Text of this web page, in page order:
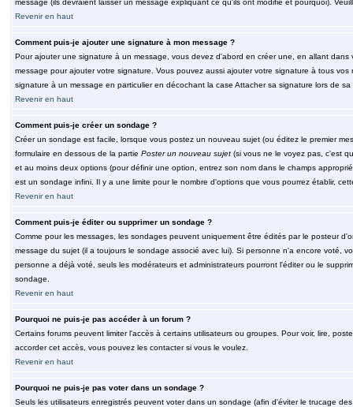
message (ils devraient laisser un message expliquant ce qu'ils ont modifié et pourquoi).
Revenir en haut
Comment puis-je ajouter une signature à mon message ?
Pour ajouter une signature à un message, vous devez d'abord en créer une, en allant
message pour ajouter votre signature. Vous pouvez aussi ajouter votre signature à tous
signature à un message en particulier en décochant la case Attacher sa signature lors de sa
Revenir en haut
Comment puis-je créer un sondage ?
Créer un sondage est facile, lorsque vous postez un nouveau sujet (ou éditez le premier
formulaire en dessous de la partie Poster un nouveau sujet(si vous ne le voyez pas, c'est
et au moins deux options (pour définir une option, entrez son nom dans le champs
est un sondage infini. Il y a une limite pour le nombre d'options que vous pourrez établir,
Revenir en haut
Comment puis-je éditer ou supprimer un sondage ?
Comme pour les messages, les sondages peuvent uniquement être édités par le posteur
message du sujet (il a toujours le sondage associé avec lui). Si personne n'a encore voté,
personne a déjà voté, seuls les modérateurs et administrateurs pourront l'éditer ou le
sondage.
Revenir en haut
Pourquoi ne puis-je pas accéder à un forum ?
Certains forums peuvent limiter l'accès à certains utilisateurs ou groupes. Pour voir, lire,
accorder cet accès, vous pouvez les contacter si vous le voulez.
Revenir en haut
Pourquoi ne puis-je pas voter dans un sondage ?
Seuls les utilisateurs enregistrés peuvent voter dans un sondage (afin d'éviter le trucage